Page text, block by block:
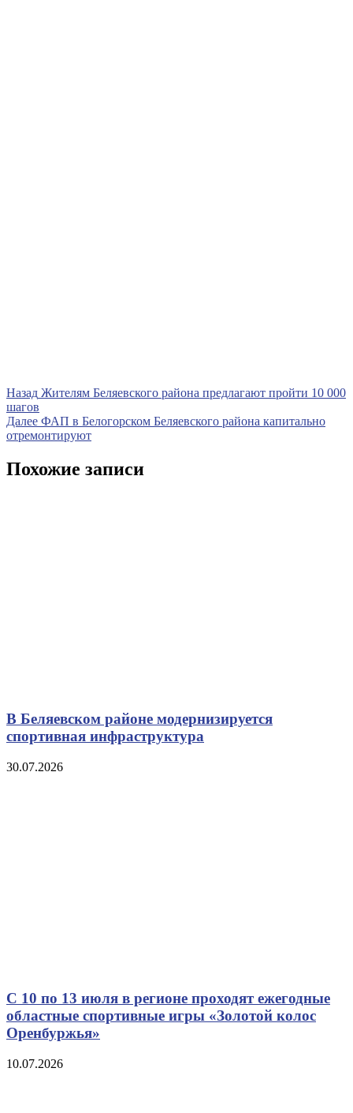
Навигация
по
записям
Назад Предыдущая
Жителям Беляевского района предлагают пройти 10 000
шагов
Далее Следующая
запись
ФАП в Белогорском Беляевского района капитально
отремонтируют
Похожие записи
В Беляевском районе модернизируется
спортивная инфраструктура
30.07.2026
С 10 по 13 июля в регионе проходят ежегодные
областные спортивные игры «Золотой колос
Оренбуржья»
10.07.2026